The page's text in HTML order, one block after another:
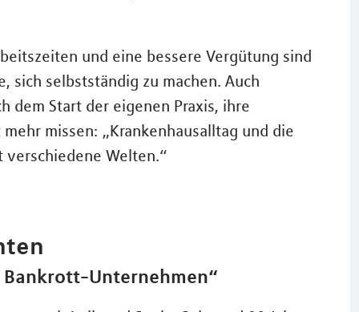
und eine bessere Vergütung sind
selbstständig zu machen. Auch
dem Start der eigenen Praxis, ihre
missen: „Krankenhausalltag und die
verschiedene Welten.“
Unternehmen“